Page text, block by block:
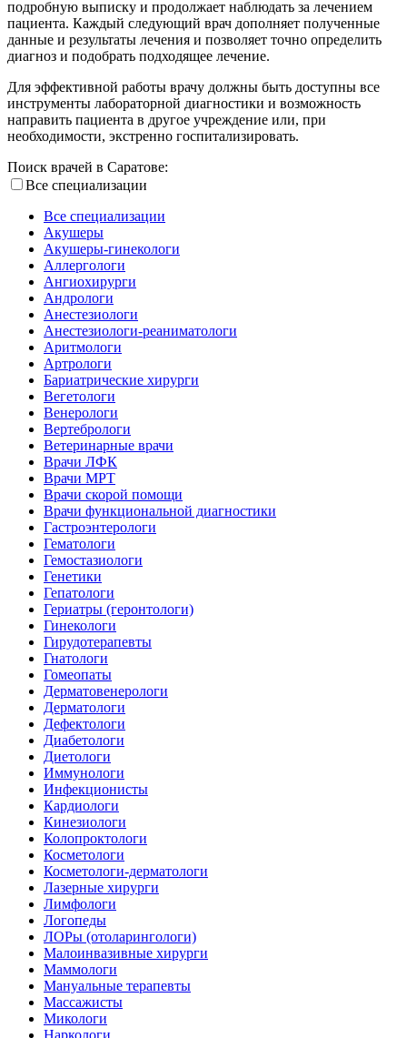
подробную выписку и продолжает наблюдать за лечением
пациента. Каждый следующий врач дополняет полученные
данные и результаты лечения и позволяет точно определить
диагноз и подобрать подходящее лечение.
Для эффективной работы врачу должны быть доступны все
инструменты лабораторной диагностики и возможность
направить пациента в другое учреждение или, при
необходимости, экстренно госпитализировать.
Поиск врачей в Саратове:
Все специализации
Все специализации
Акушеры
Акушеры-гинекологи
Аллергологи
Ангиохирурги
Андрологи
Анестезиологи
Анестезиологи-реаниматологи
Аритмологи
Артрологи
Бариатрические хирурги
Вегетологи
Венерологи
Вертебрологи
Ветеринарные врачи
Врачи ЛФК
Врачи МРТ
Врачи скорой помощи
Врачи функциональной диагностики
Гастроэнтерологи
Гематологи
Гемостазиологи
Генетики
Гепатологи
Гериатры (геронтологи)
Гинекологи
Гирудотерапевты
Гнатологи
Гомеопаты
Дерматовенерологи
Дерматологи
Дефектологи
Диабетологи
Диетологи
Иммунологи
Инфекционисты
Кардиологи
Кинезиологи
Колопроктологи
Косметологи
Косметологи-дерматологи
Лазерные хирурги
Лимфологи
Логопеды
ЛОРы (отоларингологи)
Малоинвазивные хирурги
Маммологи
Мануальные терапевты
Массажисты
Микологи
Наркологи